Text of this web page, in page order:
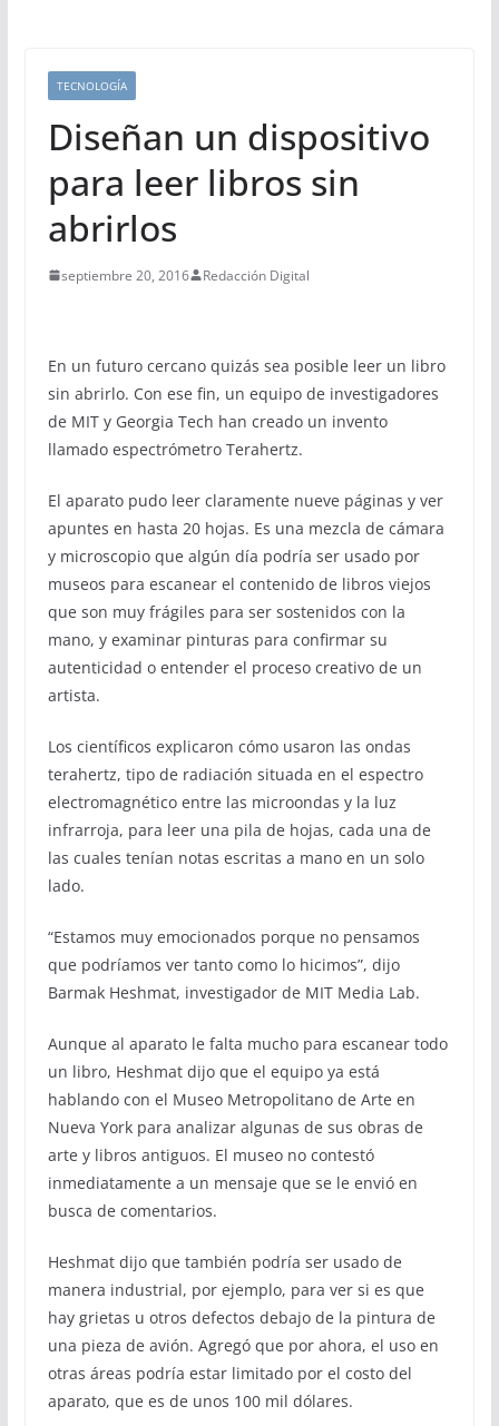
TECNOLOGÍA
Diseñan un dispositivo
para leer libros sin
abrirlos
septiembre 20, 2016 Redacción Digital
En un futuro cercano quizás sea posible leer un libro
sin abrirlo. Con ese fin, un equipo de investigadores
de MIT y Georgia Tech han creado un invento
llamado espectrómetro Terahertz.
El aparato pudo leer claramente nueve páginas y ver
apuntes en hasta 20 hojas. Es una mezcla de cámara
y microscopio que algún día podría ser usado por
museos para escanear el contenido de libros viejos
que son muy frágiles para ser sostenidos con la
mano, y examinar pinturas para confirmar su
autenticidad o entender el proceso creativo de un
artista.
Los científicos explicaron cómo usaron las ondas
terahertz, tipo de radiación situada en el espectro
electromagnético entre las microondas y la luz
infrarroja, para leer una pila de hojas, cada una de
las cuales tenían notas escritas a mano en un solo
lado.
“Estamos muy emocionados porque no pensamos
que podríamos ver tanto como lo hicimos”, dijo
Barmak Heshmat, investigador de MIT Media Lab.
Aunque al aparato le falta mucho para escanear todo
un libro, Heshmat dijo que el equipo ya está
hablando con el Museo Metropolitano de Arte en
Nueva York para analizar algunas de sus obras de
arte y libros antiguos. El museo no contestó
inmediatamente a un mensaje que se le envió en
busca de comentarios.
Heshmat dijo que también podría ser usado de
manera industrial, por ejemplo, para ver si es que
hay grietas u otros defectos debajo de la pintura de
una pieza de avión. Agregó que por ahora, el uso en
otras áreas podría estar limitado por el costo del
aparato, que es de unos 100 mil dólares.